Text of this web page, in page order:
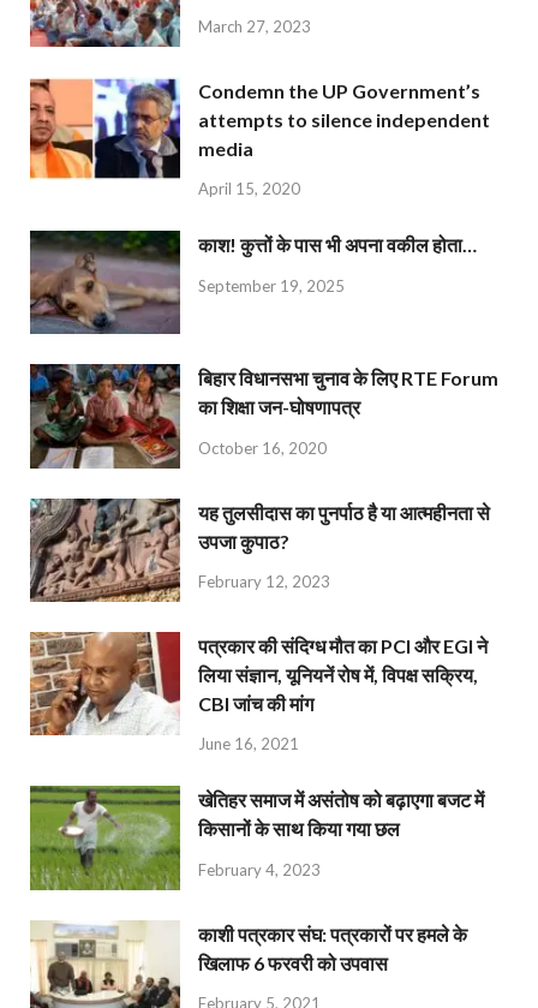
March 27, 2023
Condemn the UP Government’s
attempts to silence independent
media
April 15, 2020
काश! कुत्तों के पास भी अपना वकील होता…
September 19, 2025
बिहार विधानसभा चुनाव के लिए RTE Forum
का शिक्षा जन-घोषणापत्र
October 16, 2020
यह तुलसीदास का पुनर्पाठ है या आत्महीनता से
उपजा कुपाठ?
February 12, 2023
पत्रकार की संदिग्ध मौत का PCI और EGI ने
लिया संज्ञान, यूनियनें रोष में, विपक्ष सक्रिय,
CBI जांच की मांग
June 16, 2021
खेतिहर समाज में असंतोष को बढ़ाएगा बजट में
किसानों के साथ किया गया छल
February 4, 2023
काशी पत्रकार संघ: पत्रकारों पर हमले के
खिलाफ 6 फरवरी को उपवास
February 5, 2021